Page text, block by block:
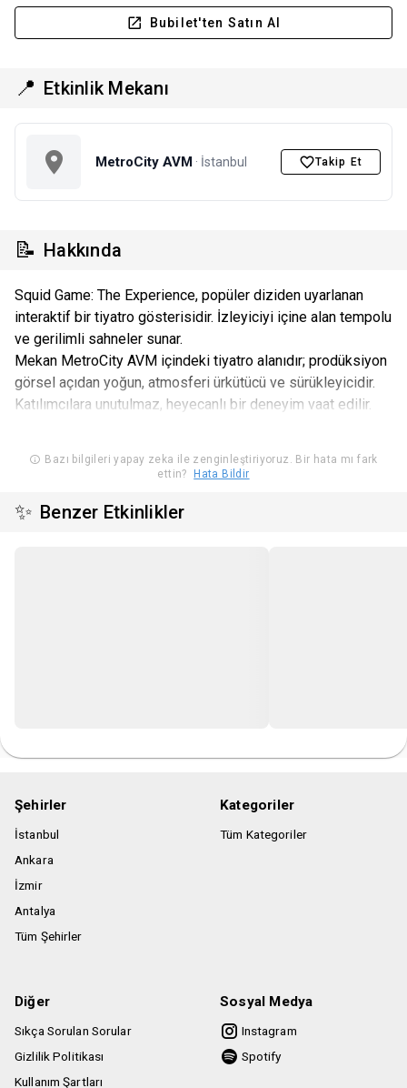
Bubilet'ten Satın Al
📍 Etkinlik Mekanı
MetroCity AVM · İstanbul Takip Et
📝 Hakkında
Squid Game: The Experience, popüler diziden uyarlanan
interaktif bir tiyatro gösterisidir. İzleyiciyi içine alan tempolu
ve gerilimli sahneler sunar.
Mekan MetroCity AVM içindeki tiyatro alanıdır; prodüksiyon
görsel açıdan yoğun, atmosferi ürkütücü ve sürükleyicidir.
Katılımcılara unutulmaz, heyecanlı bir deneyim vaat edilir.
Bazı bilgileri yapay zeka ile zenginleştiriyoruz. Bir hata mı fark
ettin?
Hata Bildir
✨ Benzer Etkinlikler
Şehirler
İstanbul
Ankara
İzmir
Antalya
Tüm Şehirler
Kategoriler
Tüm Kategoriler
Diğer
Sıkça Sorulan Sorular
Gizlilik Politikası
Kullanım Şartları
Sosyal Medya
Instagram
Spotify